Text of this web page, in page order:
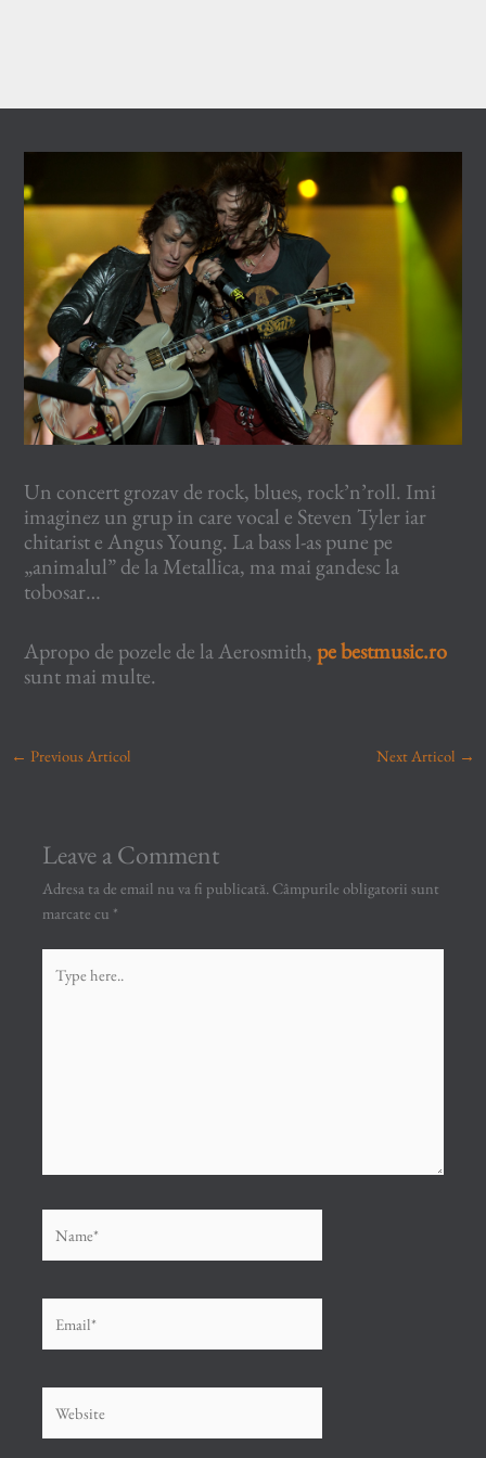
Un concert grozav de rock, blues, rock’n’roll. Imi
imaginez un grup in care vocal e Steven Tyler iar
chitarist e Angus Young. La bass l-as pune pe
„animalul” de la Metallica, ma mai gandesc la
tobosar…
Apropo de pozele de la Aerosmith,pe bestmusic.ro
sunt mai multe.
← Previous Articol Next Articol →
Leave a Comment
Adresa ta de email nu va fi publicată. Câmpurile obligatorii sunt
marcate cu *
here..